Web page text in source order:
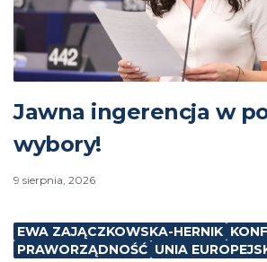
Jawna ingerencja w
wybory!
9 sierpnia, 2026
EWA ZAJĄCZKOWSKA-HERNIK
PRAWORZĄDNOŚĆ UNIA